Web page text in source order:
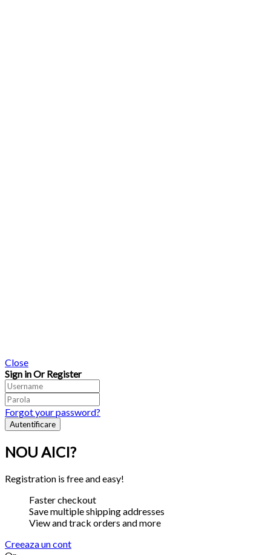
Close
Sign in Or Register
Forgot your password?
NOU AICI?
Registration is free and easy!
Faster checkout
Save multiple shipping addresses
View and track orders and more
Creeaza un cont